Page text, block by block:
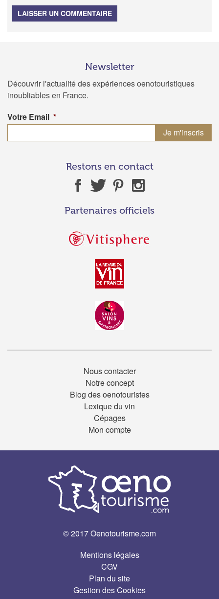
LAISSER UN COMMENTAIRE
Newsletter
Découvrir l'actualité des expériences oenotouristiques
inoubliables en France.
Votre Email *
Restons en contact
Partenaires officiels
Nous contacter
Notre concept
Blog des oenotouristes
Lexique du vin
Cépages
Mon compte
© 2017 Oenotourisme.com
Mentions légales
CGV
Plan du site
Gestion des Cookies